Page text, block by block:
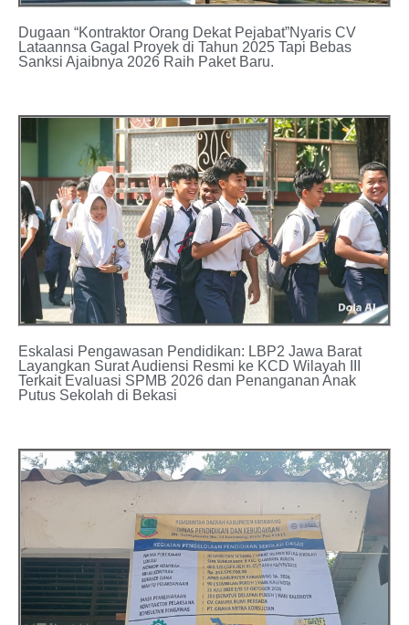
Dugaan “Kontraktor Orang Dekat Pejabat”Nyaris CV
Lataannsa Gagal Proyek di Tahun 2025 Tapi Bebas
Sanksi Ajaibnya 2026 Raih Paket Baru.
Eskalasi Pengawasan Pendidikan: LBP2 Jawa Barat
Layangkan Surat Audiensi Resmi ke KCD Wilayah III
Terkait Evaluasi SPMB 2026 dan Penanganan Anak
Putus Sekolah di Bekasi